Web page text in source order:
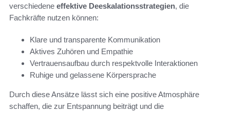
verschiedene effektive Deeskalationsstrategien, die
Fachkräfte nutzen können:
Klare und transparente Kommunikation
Aktives Zuhören und Empathie
Vertrauensaufbau durch respektvolle Interaktionen
Ruhige und gelassene Körpersprache
Durch diese Ansätze lässt sich eine positive Atmosphäre
schaffen, die zur Entspannung beiträgt und die